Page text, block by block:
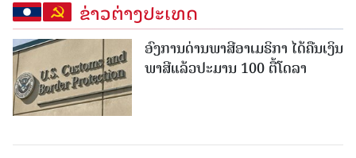
ຂ່າວຕ່າງປະເທດ
ອົງການດ່ານພາສີອາເມຣິກາ ໄດ້ຄືນເງິນ
ພາສີແລ້ວປະມານ 100 ຕື້ໂດລາ